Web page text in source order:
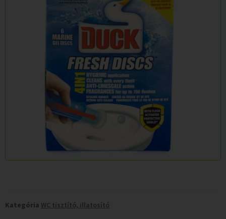
Kategória WC tisztító, illatosító